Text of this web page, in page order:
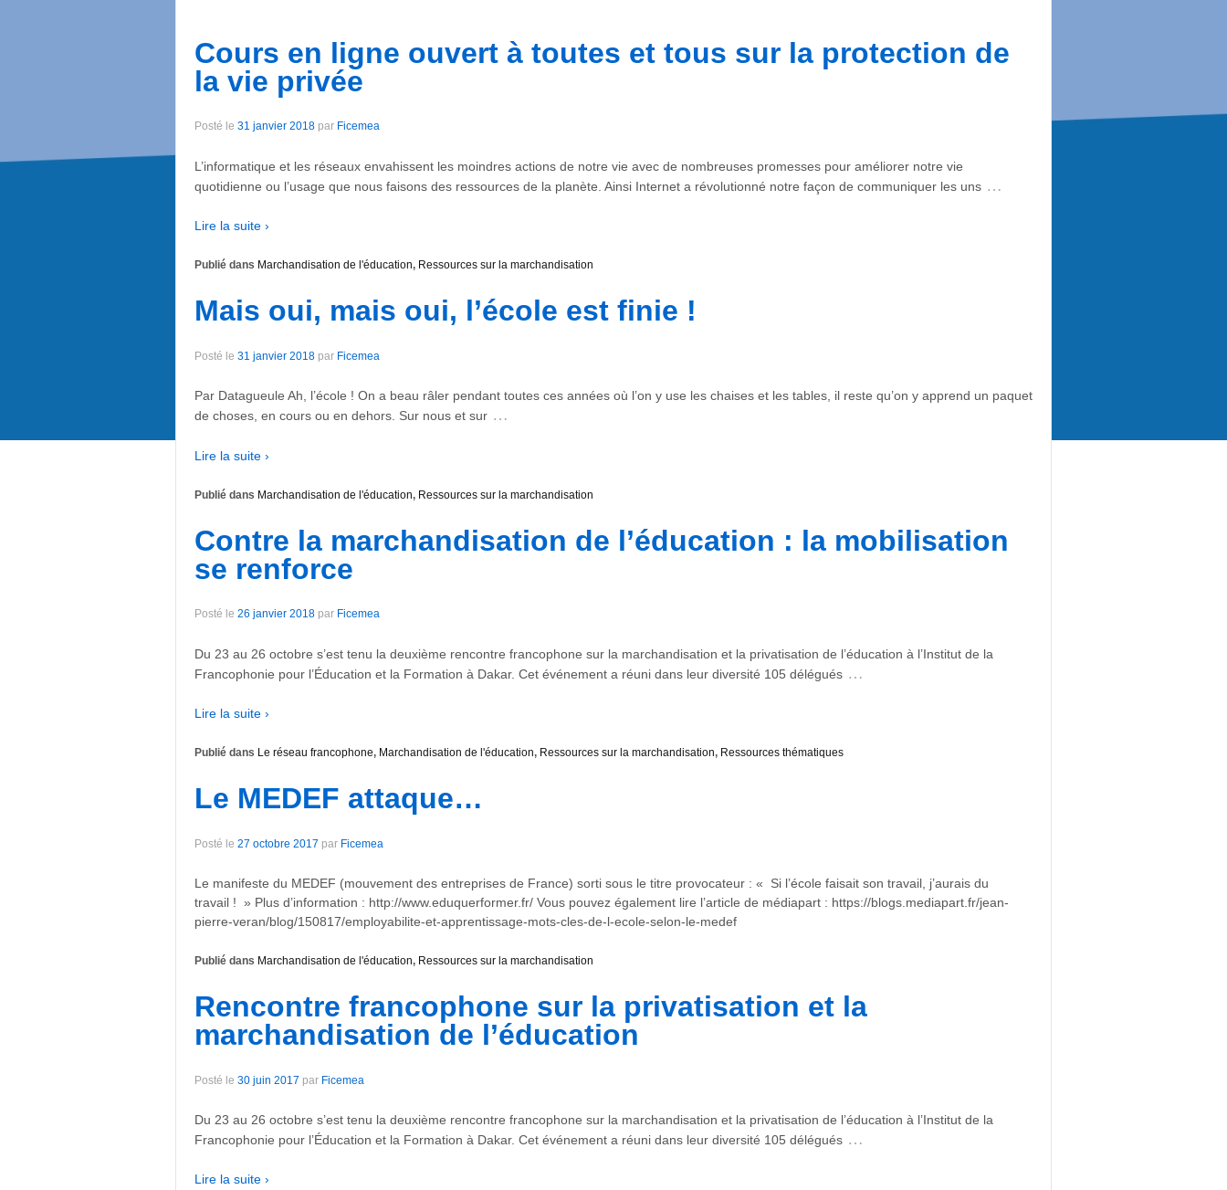
Cours en ligne ouvert à toutes et tous sur la protection de
la vie privée
Posté le 31 janvier 2018 par Ficemea
L’informatique et les réseaux envahissent les moindres actions de notre vie avec de nombreuses promesses pour améliorer notre vie
quotidienne ou l’usage que nous faisons des ressources de la planète. Ainsi Internet a révolutionné notre façon de communiquer les uns …
Lire la suite ›
Publié dans Marchandisation de l'éducation, Ressources sur la marchandisation
Mais oui, mais oui, l’école est finie !
Posté le 31 janvier 2018 par Ficemea
Par Datagueule Ah, l’école ! On a beau râler pendant toutes ces années où l’on y use les chaises et les tables, il reste qu’on y apprend un paquet
de choses, en cours ou en dehors. Sur nous et sur …
Lire la suite ›
Publié dans Marchandisation de l'éducation, Ressources sur la marchandisation
Contre la marchandisation de l’éducation : la mobilisation
se renforce
Posté le 26 janvier 2018 par Ficemea
Du 23 au 26 octobre s’est tenu la deuxième rencontre francophone sur la marchandisation et la privatisation de l’éducation à l’Institut de la
Francophonie pour l’Éducation et la Formation à Dakar. Cet événement a réuni dans leur diversité 105 délégués …
Lire la suite ›
Publié dans Le réseau francophone, Marchandisation de l'éducation, Ressources sur la marchandisation, Ressources thématiques
Le MEDEF attaque…
Posté le 27 octobre 2017 par Ficemea
Le manifeste du MEDEF (mouvement des entreprises de France) sorti sous le titre provocateur : « Si l’école faisait son travail, j’aurais du
travail ! » Plus d’information : http://www.eduquerformer.fr/ Vous pouvez également lire l’article de médiapart : https://blogs.mediapart.fr/jean-
pierre-veran/blog/150817/employabilite-et-apprentissage-mots-cles-de-l-ecole-selon-le-medef
Publié dans Marchandisation de l'éducation, Ressources sur la marchandisation
Rencontre francophone sur la privatisation et la
marchandisation de l’éducation
Posté le 30 juin 2017 par Ficemea
Du 23 au 26 octobre s’est tenu la deuxième rencontre francophone sur la marchandisation et la privatisation de l’éducation à l’Institut de la
Francophonie pour l’Éducation et la Formation à Dakar. Cet événement a réuni dans leur diversité 105 délégués …
Lire la suite ›